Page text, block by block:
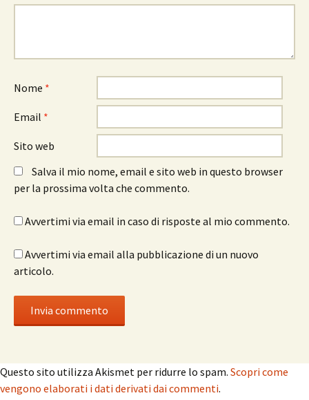
Nome *
Email *
Sito web
Salva il mio nome, email e sito web in questo browser
per la prossima volta che commento.
Avvertimi via email in caso di risposte al mio commento.
Avvertimi via email alla pubblicazione di un nuovo
articolo.
Questo sito utilizza Akismet per ridurre lo spam. Scopri come
vengono elaborati i dati derivati dai commenti.